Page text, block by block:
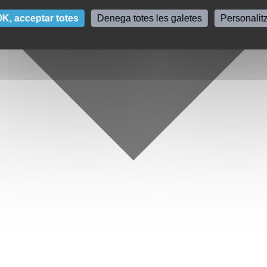
acceptar totes Denega totes les galetes